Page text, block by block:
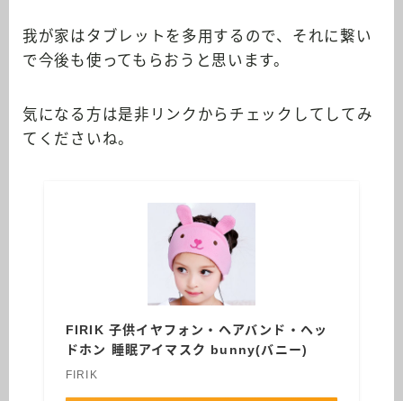
我が家はタブレットを多用するので、それに繋い
で今後も使ってもらおうと思います。
気になる方は是非リンクからチェックしてしてみ
てくださいね。
FIRIK 子供イヤフォン・ヘアバンド・ヘッ
ドホン 睡眠アイマスク bunny(バニー)
FIRIK